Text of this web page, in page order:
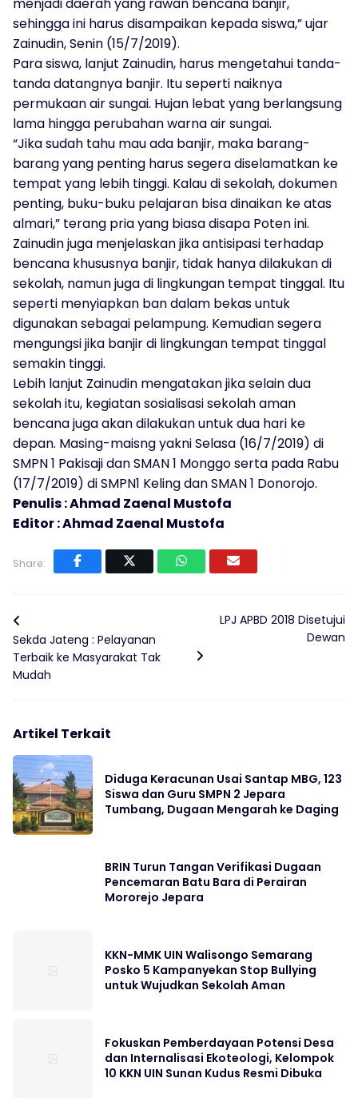
sehingga ini harus disampaikan kepada siswa,” ujar
Zainudin, Senin (15/7/2019).
Para siswa, lanjut Zainudin, harus mengetahui tanda-
tanda datangnya banjir. Itu seperti naiknya
permukaan air sungai. Hujan lebat yang berlangsung
lama hingga perubahan warna air sungai.
“Jika sudah tahu mau ada banjir, maka barang-
barang yang penting harus segera diselamatkan ke
tempat yang lebih tinggi. Kalau di sekolah, dokumen
penting, buku-buku pelajaran bisa dinaikan ke atas
almari,” terang pria yang biasa disapa Poten ini.
Zainudin juga menjelaskan jika antisipasi terhadap
bencana khususnya banjir, tidak hanya dilakukan di
sekolah, namun juga di lingkungan tempat tinggal. Itu
seperti menyiapkan ban dalam bekas untuk
digunakan sebagai pelampung. Kemudian segera
mengungsi jika banjir di lingkungan tempat tinggal
semakin tinggi.
Lebih lanjut Zainudin mengatakan jika selain dua
sekolah itu, kegiatan sosialisasi sekolah aman
bencana juga akan dilakukan untuk dua hari ke
depan. Masing-maisng yakni Selasa (16/7/2019) di
SMPN 1 Pakisaji dan SMAN 1 Monggo serta pada Rabu
(17/7/2019) di SMPN1 Keling dan SMAN 1 Donorojo.
Penulis : Ahmad Zaenal Mustofa
Editor : Ahmad Zaenal Mustofa
Share:
Sekda Jateng : Pelayanan
Terbaik ke Masyarakat Tak
Mudah
LPJ APBD 2018 Disetujui
Dewan
Artikel Terkait
Diduga Keracunan Usai Santap MBG, 123
Siswa dan Guru SMPN 2 Jepara
Tumbang, Dugaan Mengarah ke Daging
BRIN Turun Tangan Verifikasi Dugaan
Pencemaran Batu Bara di Perairan
Mororejo Jepara
KKN-MMK UIN Walisongo Semarang
Posko 5 Kampanyekan Stop Bullying
untuk Wujudkan Sekolah Aman
Fokuskan Pemberdayaan Potensi Desa
dan Internalisasi Ekoteologi, Kelompok
10 KKN UIN Sunan Kudus Resmi Dibuka